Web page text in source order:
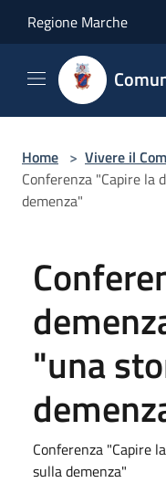
Regione Marche
Home > Vivere il
Conferenza "Capire la
demenza"
"una
Conferenza "Capire
sulla demenza"